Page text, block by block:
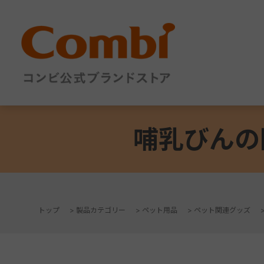
哺乳びん
トップ > 製品カテゴリー > ペット用品 > ペット関連グッズ